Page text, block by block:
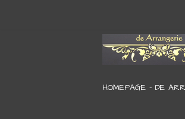
HOMEPAGE - DE